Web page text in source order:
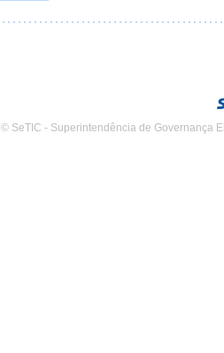
© SeTIC - Superintendência de Governança